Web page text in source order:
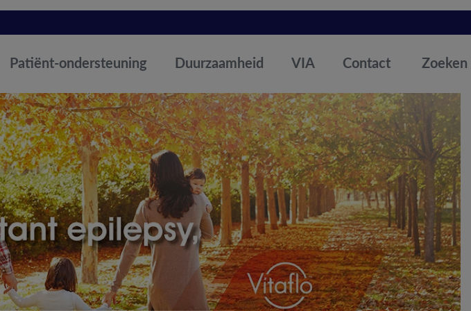
Patiënt-ondersteuning Duurzaamheid VIA Contact Zoeken